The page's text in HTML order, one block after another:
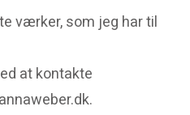
værker, som jeg har til
at kontakte